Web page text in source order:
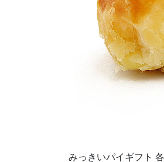
みっきいパイギフト